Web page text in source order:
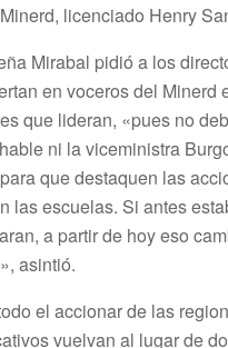
licenciado Henry
Mirabal pidió a los
en voceros del Minerd
que lideran, «pues no
ni la viceministra
que destaquen las
las escuelas. Si antes
a partir de hoy eso
asintió.
el accionar de las
vuelvan al lugar de